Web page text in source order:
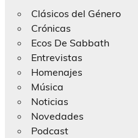
Clásicos del Género
Crónicas
Ecos De Sabbath
Entrevistas
Homenajes
Música
Noticias
Novedades
Podcast